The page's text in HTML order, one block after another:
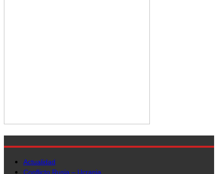
Actualidad
Conflicto Rusia – Ucrania